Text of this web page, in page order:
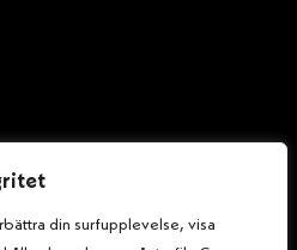
din surfupplevelse, visa